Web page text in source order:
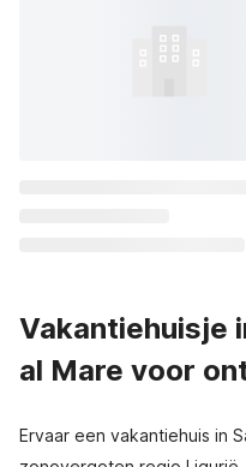
Vakantiehuisje
al Mare voor
Ervaar een vakantiehuis in